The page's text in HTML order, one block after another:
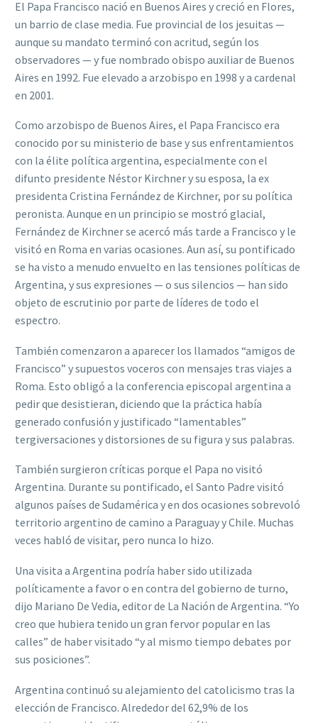
El Papa Francisco nació en Buenos Aires y creció en Flores,
un barrio de clase media. Fue provincial de los jesuitas —
aunque su mandato terminó con acritud, según los
observadores — y fue nombrado obispo auxiliar de Buenos
Aires en 1992. Fue elevado a arzobispo en 1998 y a cardenal
en 2001.
Como arzobispo de Buenos Aires, el Papa Francisco era
conocido por su ministerio de base y sus enfrentamientos
con la élite política argentina, especialmente con el
difunto presidente Néstor Kirchner y su esposa, la ex
presidenta Cristina Fernández de Kirchner, por su política
peronista. Aunque en un principio se mostró glacial,
Fernández de Kirchner se acercó más tarde a Francisco y le
visitó en Roma en varias ocasiones. Aun así, su pontificado
se ha visto a menudo envuelto en las tensiones políticas de
Argentina, y sus expresiones — o sus silencios — han sido
objeto de escrutinio por parte de líderes de todo el
espectro.
También comenzaron a aparecer los llamados “amigos de
Francisco” y supuestos voceros con mensajes tras viajes a
Roma. Esto obligó a la conferencia episcopal argentina a
pedir que desistieran, diciendo que la práctica había
generado confusión y justificado “lamentables”
tergiversaciones y distorsiones de su figura y sus palabras.
También surgieron críticas porque el Papa no visitó
Argentina. Durante su pontificado, el Santo Padre visitó
algunos países de Sudamérica y en dos ocasiones sobrevoló
territorio argentino de camino a Paraguay y Chile. Muchas
veces habló de visitar, pero nunca lo hizo.
Una visita a Argentina podría haber sido utilizada
políticamente a favor o en contra del gobierno de turno,
dijo Mariano De Vedia, editor de La Nación de Argentina. “Yo
creo que hubiera tenido un gran fervor popular en las
calles” de haber visitado “y al mismo tiempo debates por
sus posiciones”.
Argentina continuó su alejamiento del catolicismo tras la
elección de Francisco. Alrededor del 62,9% de los